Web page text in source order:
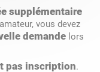
supplémentaire
vous devez
demande lors
pas inscription.